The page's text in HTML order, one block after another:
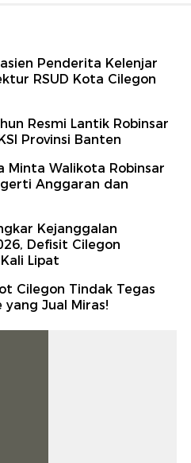
Penderita Kelenjar
RSUD Kota Cilegon
Resmi Lantik Robinsar
Provinsi Banten
Minta Walikota Robinsar
Anggaran dan
Kejanggalan
Defisit Cilegon
Lipat
Cilegon Tindak Tegas
Jual Miras!